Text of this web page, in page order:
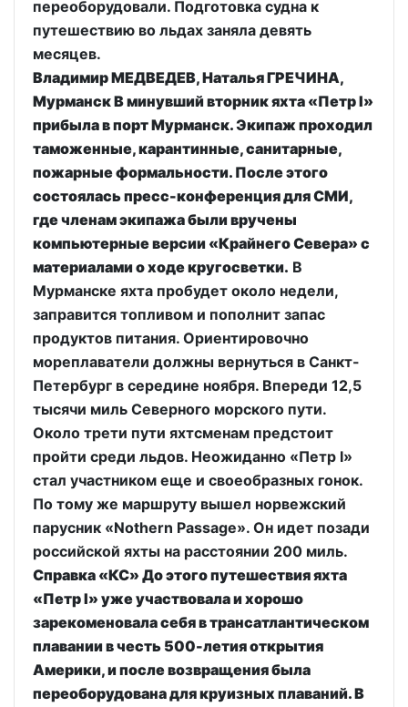
переоборудовали. Подготовка судна к
путешествию во льдах заняла девять
месяцев.
Владимир МЕДВЕДЕВ, Наталья ГРЕЧИНА,
Мурманск В минувший вторник яхта «Петр I»
прибыла в порт Мурманск. Экипаж проходил
таможенные, карантинные, санитарные,
пожарные формальности. После этого
состоялась пресс-конференция для СМИ,
где членам экипажа были вручены
компьютерные версии «Крайнего Севера» с
материалами о ходе кругосветки. В
Мурманске яхта пробудет около недели,
заправится топливом и пополнит запас
продуктов питания. Ориентировочно
мореплаватели должны вернуться в Санкт-
Петербург в середине ноября. Впереди 12,5
тысячи миль Северного морского пути.
Около трети пути яхтсменам предстоит
пройти среди льдов. Неожиданно «Петр I»
стал участником еще и своеобразных гонок.
По тому же маршруту вышел норвежский
парусник «Nothern Passage». Он идет позади
российской яхты на расстоянии 200 миль.
Cправка «КС» До этого путешествия яхта
«Петр I» уже участвовала и хорошо
зарекоменовала себя в трансатлантическом
плавании в честь 500-летия открытия
Америки, и после возвращения была
переоборудована для круизных плаваний. В